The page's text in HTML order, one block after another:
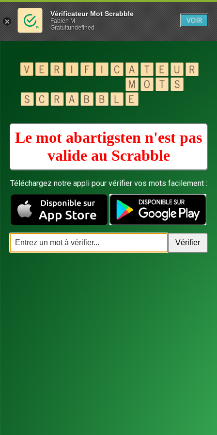
Le mot abartigsten n'est pas
valide au Scrabble
Téléchargez notre appli pour vérifier vos mots facilement :
Vérificateur Mot Scrabble
Fabien M
Gratuitundefined
VOIR